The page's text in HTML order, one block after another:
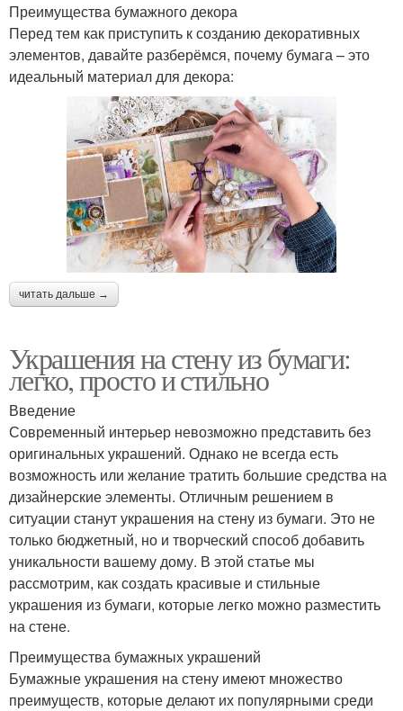
Преимущества бумажного декора
Перед тем как приступить к созданию декоративных
элементов, давайте разберёмся, почему бумага – это
идеальный материал для декора:
читать дальше →
Украшения на стену из бумаги:
легко, просто и стильно
Введение
Современный интерьер невозможно представить без
оригинальных украшений. Однако не всегда есть
возможность или желание тратить большие средства на
дизайнерские элементы. Отличным решением в
ситуации станут украшения на стену из бумаги. Это не
только бюджетный, но и творческий способ добавить
уникальности вашему дому. В этой статье мы
рассмотрим, как создать красивые и стильные
украшения из бумаги, которые легко можно разместить
на стене.
Преимущества бумажных украшений
Бумажные украшения на стену имеют множество
преимуществ, которые делают их популярными среди